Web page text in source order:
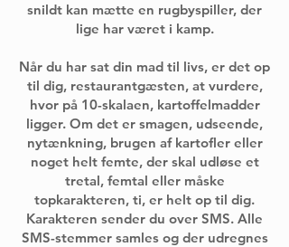
snildt kan mætte en rugbyspiller, der
lige har været i kamp.
Når du har sat din mad til livs, er det op
til dig, restaurantgæsten, at vurdere,
hvor på 10-skalaen, kartoffelmadder
ligger. Om det er smagen, udseende,
nytænkning, brugen af kartofler eller
noget helt femte, der skal udløse et
tretal, femtal eller måske
topkarakteren, ti, er helt op til dig.
Karakteren sender du over SMS. Alle
SMS-stemmer samles og der udregnes